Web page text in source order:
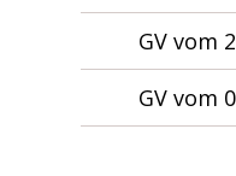
GV vom
GV vom